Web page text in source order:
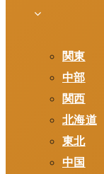
関東
中部
関西
北海道
東北
中国